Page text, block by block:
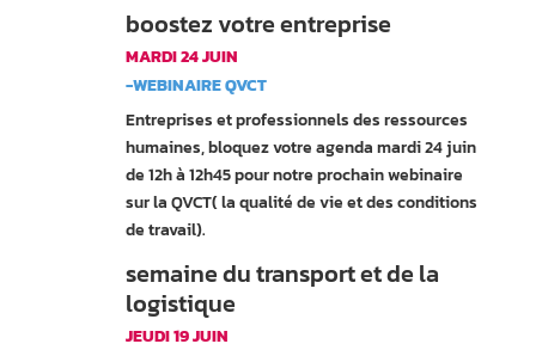
boostez votre entreprise
MARDI 24 JUIN
-WEBINAIRE QVCT
Entreprises et professionnels des ressources
humaines, bloquez votre agenda mardi 24 juin
de 12h à 12h45 pour notre prochain webinaire
sur la QVCT( la qualité de vie et des conditions
de travail).
semaine du transport et de la
logistique
JEUDI 19 JUIN